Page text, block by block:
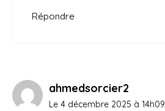
Répondre
ahmedsorcier2
Le 4 décembre 2025 à 14h09